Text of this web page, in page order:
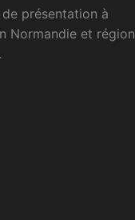
de présentation à
Normandie et région